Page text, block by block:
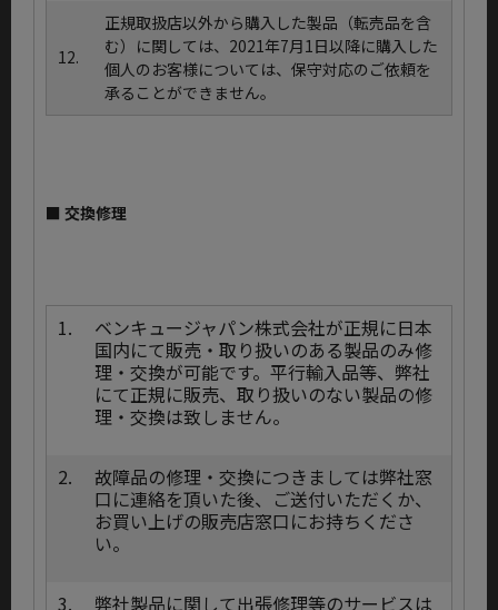
12.
正規取扱店以外から購入した製品（転売品を含
む）に関しては、2021年7月1日以降に購入した
個人のお客様については、保守対応のご依頼を
承ることができません。
■ 交換修理
1.
ベンキュージャパン株式会社が正規に日本
国内にて販売・取り扱いのある製品のみ修
理・交換が可能です。平行輸入品等、弊社
にて正規に販売、取り扱いのない製品の修
理・交換は致しません。
2.
故障品の修理・交換につきましては弊社窓
口に連絡を頂いた後、ご送付いただくか、
お買い上げの販売店窓口にお持ちくださ
い。
3.
弊社製品に関して出張修理等のサービスは